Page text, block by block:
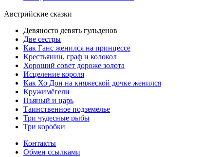
Австрийские сказки
Девяносто девять гульденов
Две сестры
Как Ганс женился на принцессе
Крестьянин, граф и колокол
Хороший совет дороже золота
Исцеление короля
Как Хо Дон на княжеской дочке женился
Кружимёгели
Пьяный и царь
Таинственное подземелье
Три чудесные рыбы
Три коробки
Контакты
Обмен ссылками